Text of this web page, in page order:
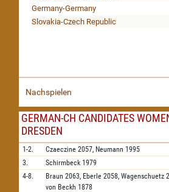
Germany-Germany
Slovakia-Czech Republic
Nachspielen
GERMAN-CH CANDIDATES
DRESDEN
1-2. Czaeczine 2057, Neumann 1995
3.
Schirmbeck 1979
4-8.
Braun 2063, Eberle 2058, Wagenschuetz
von Beckh 1878